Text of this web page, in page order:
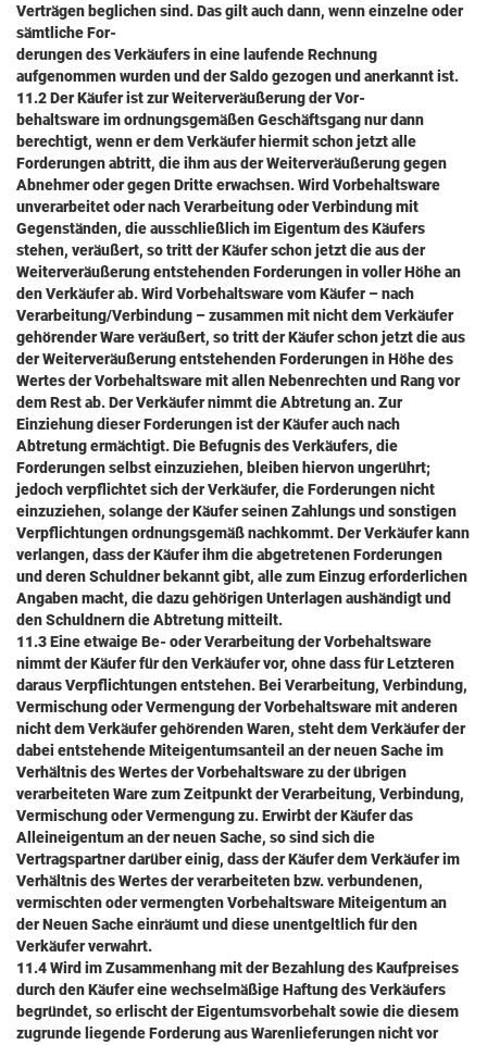
Verträgen beglichen sind. Das gilt auch dann, wenn einzelne oder
sämtliche For-
derungen des Verkäufers in eine laufende Rechnung
aufgenommen wurden und der Saldo gezogen und anerkannt ist.
11.2 Der Käufer ist zur Weiterveräußerung der Vor-
behaltsware im ordnungsgemäßen Geschäftsgang nur dann
berechtigt, wenn er dem Verkäufer hiermit schon jetzt alle
Forderungen abtritt, die ihm aus der Weiterveräußerung gegen
Abnehmer oder gegen Dritte erwachsen. Wird Vorbehaltsware
unverarbeitet oder nach Verarbeitung oder Verbindung mit
Gegenständen, die ausschließlich im Eigentum des Käufers
stehen, veräußert, so tritt der Käufer schon jetzt die aus der
Weiterveräußerung entstehenden Forderungen in voller Höhe an
den Verkäufer ab. Wird Vorbehaltsware vom Käufer – nach
Verarbeitung/Verbindung – zusammen mit nicht dem Verkäufer
gehörender Ware veräußert, so tritt der Käufer schon jetzt die aus
der Weiterveräußerung entstehenden Forderungen in Höhe des
Wertes der Vorbehaltsware mit allen Nebenrechten und Rang vor
dem Rest ab. Der Verkäufer nimmt die Abtretung an. Zur
Einziehung dieser Forderungen ist der Käufer auch nach
Abtretung ermächtigt. Die Befugnis des Verkäufers, die
Forderungen selbst einzuziehen, bleiben hiervon ungerührt;
jedoch verpflichtet sich der Verkäufer, die Forderungen nicht
einzuziehen, solange der Käufer seinen Zahlungs und sonstigen
Verpflichtungen ordnungsgemäß nachkommt. Der Verkäufer kann
verlangen, dass der Käufer ihm die abgetretenen Forderungen
und deren Schuldner bekannt gibt, alle zum Einzug erforderlichen
Angaben macht, die dazu gehörigen Unterlagen aushändigt und
den Schuldnern die Abtretung mitteilt.
11.3 Eine etwaige Be- oder Verarbeitung der Vorbehaltsware
nimmt der Käufer für den Verkäufer vor, ohne dass für Letzteren
daraus Verpflichtungen entstehen. Bei Verarbeitung, Verbindung,
Vermischung oder Vermengung der Vorbehaltsware mit anderen
nicht dem Verkäufer gehörenden Waren, steht dem Verkäufer der
dabei entstehende Miteigentumsanteil an der neuen Sache im
Verhältnis des Wertes der Vorbehaltsware zu der übrigen
verarbeiteten Ware zum Zeitpunkt der Verarbeitung, Verbindung,
Vermischung oder Vermengung zu. Erwirbt der Käufer das
Alleineigentum an der neuen Sache, so sind sich die
Vertragspartner darüber einig, dass der Käufer dem Verkäufer im
Verhältnis des Wertes der verarbeiteten bzw. verbundenen,
vermischten oder vermengten Vorbehaltsware Miteigentum an
der Neuen Sache einräumt und diese unentgeltlich für den
Verkäufer verwahrt.
11.4 Wird im Zusammenhang mit der Bezahlung des Kaufpreises
durch den Käufer eine wechselmäßige Haftung des Verkäufers
begründet, so erlischt der Eigentumsvorbehalt sowie die diesem
zugrunde liegende Forderung aus Warenlieferungen nicht vor